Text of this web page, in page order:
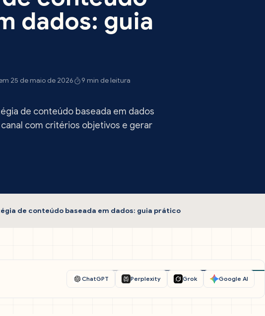
dados: guia
25 de maio de 2026 9 min de leitura
de conteúdo baseada em dados
com critérios objetivos e gerar
de conteúdo baseada em dados: guia prático
ChatGPT Perplexity Grok Google AI